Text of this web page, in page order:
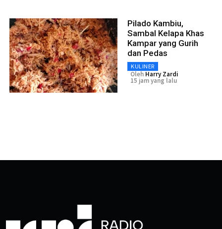
Pilado Kambiu,
Sambal Kelapa Khas
Kampar yang Gurih
dan Pedas
KULINER
Oleh Harry Zardi
15 jam yang lalu